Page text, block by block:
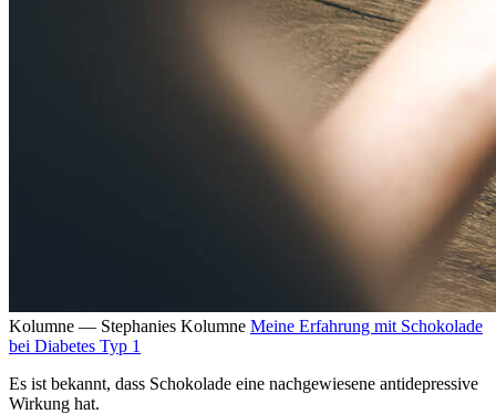
Kolumne — Stephanies Kolumne Meine Erfahrung mit Schokolade
bei Diabetes Typ 1
Es ist bekannt, dass Schokolade eine nachgewiesene antidepressive
Wirkung hat.